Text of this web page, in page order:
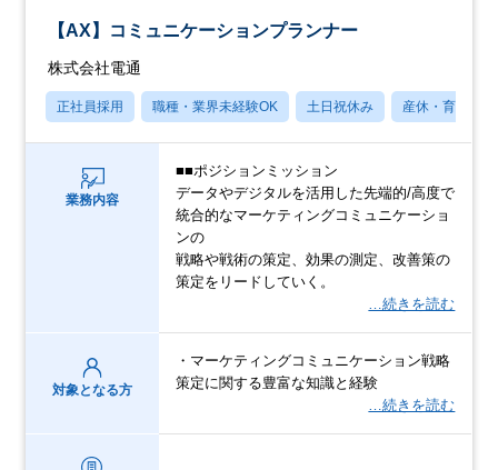
【AX】コミュニケーションプランナー
株式会社電通
正社員採用 職種・業界未経験OK 土日祝休み 産休・育休あり
業務内容
■■ポジションミッション
データやデジタルを活用した先端的/高度で
統合的なマーケティングコミュニケーショ
ンの
戦略や戦術の策定、効果の測定、改善策の
策定をリードしていく。
…続きを読む
対象となる方
・マーケティングコミュニケーション戦略
策定に関する豊富な知識と経験
…続きを読む